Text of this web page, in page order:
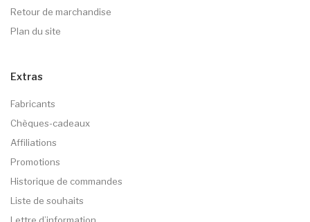
Retour de marchandise
Plan du site
Extras
Fabricants
Chèques-cadeaux
Affiliations
Promotions
Historique de commandes
Liste de souhaits
Lettre d’information